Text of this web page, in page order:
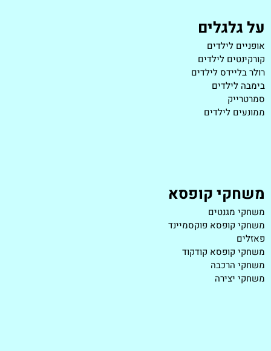
על גלגלים
אופניים לילדים
קורקינטים לילדים
רולר בליידס לילדים
בימבה לילדים
סמרטרייק
ממונעים לילדים
משחקי קופסא
משחקי מגנטים
משחקי קופסא פוקסמיינד
פאזלים
משחקי קופסא קודקוד
משחקי הרכבה
משחקי יצירה